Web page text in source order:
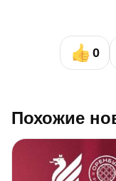
0
Похожие